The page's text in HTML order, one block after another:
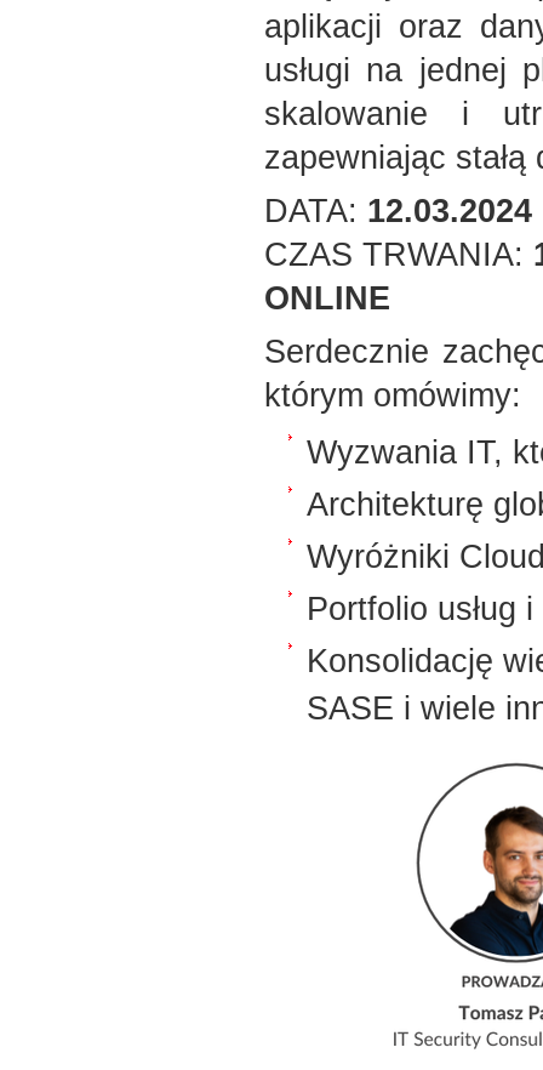
aplikacji oraz
usługi na jednej
skalowanie i
zapewniając stałą
DATA: 12.03.2024
CZAS TRWANIA:
ONLINE
Serdecznie
którym omówimy:
Wyzwania IT,
Architekturę
Wyróżniki
Portfolio usług
Konsolidację
SASE i wiele